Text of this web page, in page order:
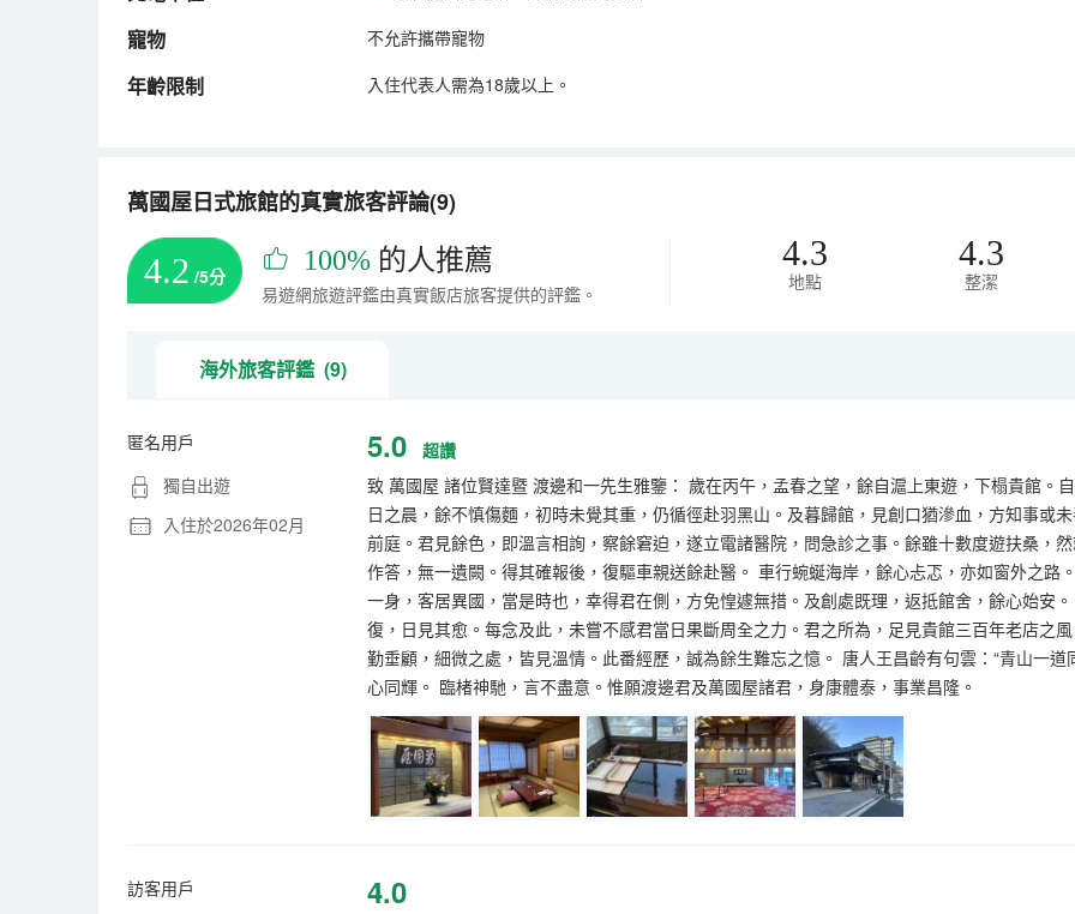
寵物 不允許攜帶寵物
年齡限制 入住代表人需為18歲以上。
萬國屋日式旅館的真實旅客評論(9)
4.2 /5分 100% 的人推薦
易遊網旅遊評鑑由真實飯店旅客提供的評鑑。
4.3
地點
4.3
整潔
海外旅客評鑑 (9)
匿名用戶
獨自出遊
入住於2026年02月
5.0
超讚
致 萬國屋 諸位賢達暨 渡邊和一先生雅鑒： 歲在丙午，孟春之望，餘自滬上東遊，下榻貴館。
日之晨，餘不慎傷麵，初時未覺其重，仍循徑赴羽黑山。及暮歸館，見創口猶滲血，方知事或
前庭。君見餘色，即溫言相詢，察餘窘迫，遂立電諸醫院，問急診之事。餘雖十數度遊扶桑，
作答，無一遺闕。得其確報後，復驅車親送餘赴醫。 車行蜿蜒海岸，餘心忐忑，亦如窗外之路
一身，客居異國，當是時也，幸得君在側，方免惶遽無措。及創處既理，返抵館舍，餘心始安
復，日見其愈。每念及此，未嘗不感君當日果斷周全之力。君之所為，足見貴館三百年老店之
勤垂顧，細微之處，皆見溫情。此番經歷，誠為餘生難忘之憶。 唐人王昌齡有句雲：“青山一
心同輝。 臨楮神馳，言不盡意。惟願渡邊君及萬國屋諸君，身康體泰，事業昌隆。
訪客用戶
4.0